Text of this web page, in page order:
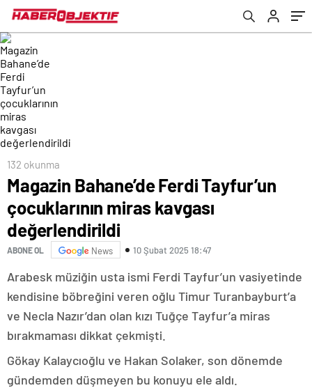
132 okunma
Magazin Bahane’de Ferdi Tayfur’un
çocuklarının miras kavgası
değerlendirildi
ABONE OL News 10 Şubat 2025 18:47
Arabesk müziğin usta ismi Ferdi Tayfur’un vasiyetinde
kendisine böbreğini veren oğlu Timur Turanbayburt’a
ve Necla Nazır’dan olan kızı Tuğçe Tayfur’a miras
bırakmaması dikkat çekmişti.
Gökay Kalaycıoğlu ve Hakan Solaker, son dönemde
gündemden düşmeyen bu konuyu ele aldı.